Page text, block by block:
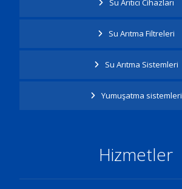
Su Arıtıcı Cihazları
Su Arıtma Filtreleri
Su Arıtma Sistemleri
Yumuşatma sistemleri
Hizmetler